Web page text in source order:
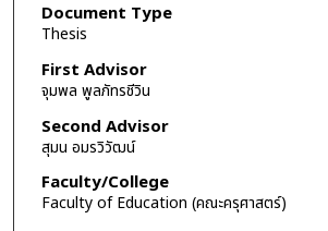
Document Type
Thesis
First Advisor
จุมพล พูลภัทรชีวิน
Second Advisor
สุมน อมรวิวัฒน์
Faculty/College
Faculty of Education (คณะครุศาสตร์)